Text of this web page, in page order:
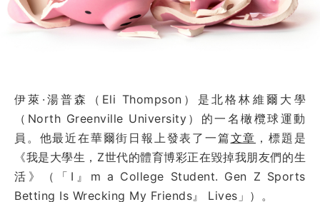
伊萊·湯普森（Eli Thompson）是北格林維爾大學
（North Greenville University）的一名橄欖球運動
員。他最近在華爾街日報上發表了一篇文章 ，標題是
《我是大學生，Z世代的體育博彩正在毀掉我朋友們的生
活》（「I』m a College Student. Gen Z Sports
Betting Is Wrecking My Friends』 Lives」）。